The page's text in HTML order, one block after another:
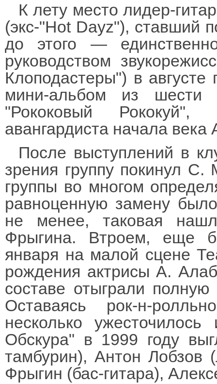
К лету место лидер-
(экс-"Hot Dayz"), ставший
до этого —
руководством
Клоподастеры") в
мини-альбом из шести
"Рококовый Рококуй",
авангардиста начала
После выступлений в
зрения группу покинул С.
группы во многом
равноценную замену
не менее, таковая
Фрыгина. Втроем, еще
января на малой сцене
рождения актрисы А.
составе отыграли
Оставаясь рок-н-
несколько
Обскура" в 1999 году
тамбурин), Антон Лобзов
Фрыгин (бас-гитара),